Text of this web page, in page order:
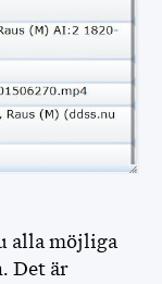
alla möjliga
Det är